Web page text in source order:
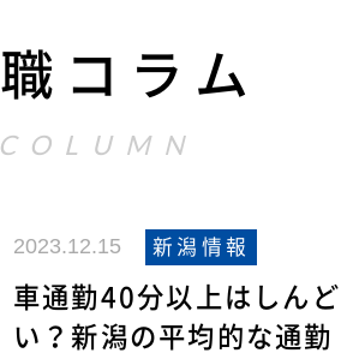
職コラム
COLUMN
2023.12.15 新潟情報
車通勤40分以上はしんど
い？新潟の平均的な通勤